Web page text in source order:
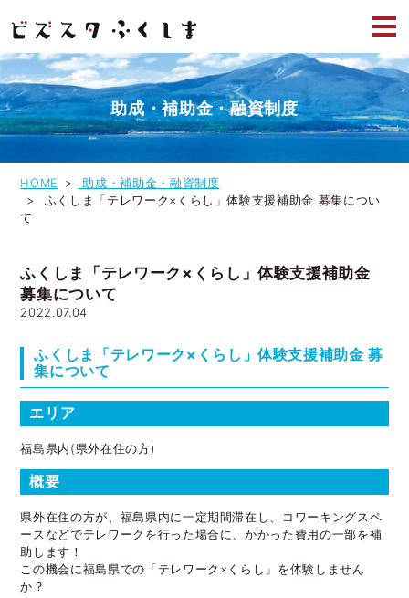
助成・補助金・融資制度
HOME
助成・補助金・融資制度
ふくしま「テレワーク×くらし」体験支援補助金 募集につい
て
ふくしま「テレワーク×くらし」体験支援補助金
募集について
2022.07.04
ふくしま「テレワーク×くらし」体験支援補助金 募
集について
エリア
福島県内(県外在住の方)
概要
県外在住の方が、福島県内に一定期間滞在し、コワーキングスペ
ースなどでテレワークを行った場合に、かかった費用の一部を補
助します！
この機会に福島県での「テレワーク×くらし」を体験しません
か？